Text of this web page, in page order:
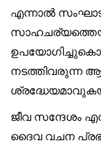
എന്നാൽ
നടത്തിവരുന്ന
ജീവ സന്ദേശം
ദൈവ വചന